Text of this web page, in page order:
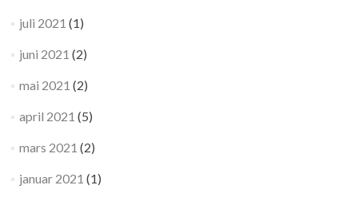
juli 2021 (1)
juni 2021 (2)
mai 2021 (2)
april 2021 (5)
mars 2021 (2)
januar 2021 (1)